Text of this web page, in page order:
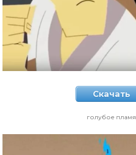
Скачать
голубое пламя